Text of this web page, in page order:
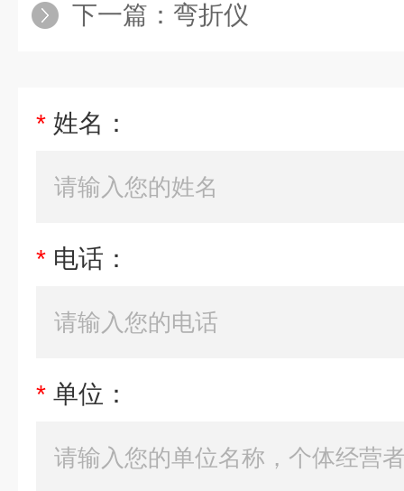
下一篇： 弯折仪
* 姓名：
* 电话：
* 单位：